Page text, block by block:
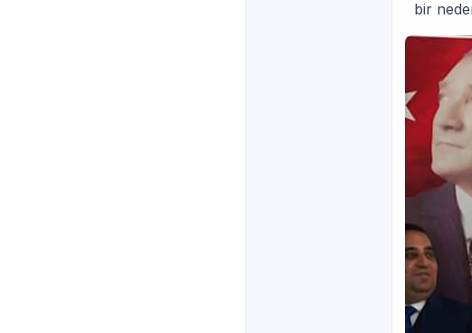
bir